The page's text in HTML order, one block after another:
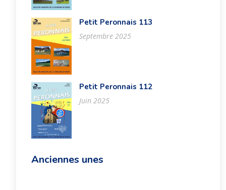
Petit Peronnais 113
Septembre 2025
Petit Peronnais 112
Juin 2025
Anciennes unes